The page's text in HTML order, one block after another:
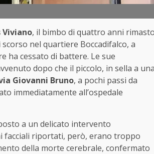
Viviano, il bimbo di quattro anni
nel quartiere Boccadifalco, a
ha cessato di battere. Le sue
dopo che il piccolo, in sella a
Giovanni Bruno, a pochi passi da
immediatamente all’ospedale
a un delicato intervento
facciali riportati, però, erano troppo
della morte cerebrale, confermato